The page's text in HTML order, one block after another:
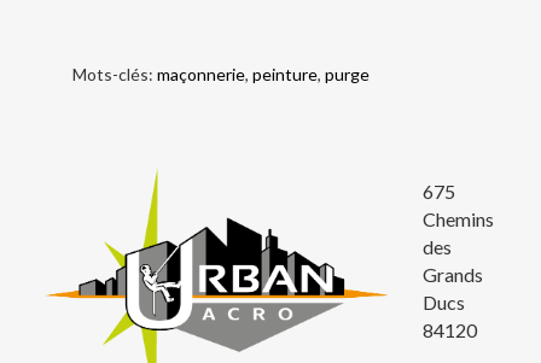
Mots-clés: maçonnerie, peinture, purge
675
Chemins
des
Grands
Ducs
84120